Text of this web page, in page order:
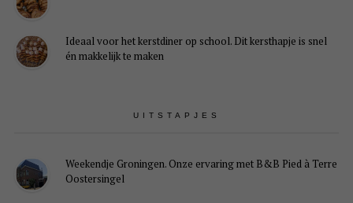
Ideaal voor het kerstdiner op school. Dit kersthapje is snel
én makkelijk te maken
UITSTAPJES
Weekendje Groningen. Onze ervaring met B&B Pied à Terre
Oostersingel